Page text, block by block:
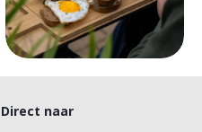
Direct naar